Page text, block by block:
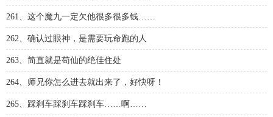
261、这个魔九一定欠他很多很多钱……
262、确认过眼神，是需要玩命跑的人
263、简直就是苟仙的绝佳住处
264、师兄你怎么进去就出来了，好快呀！
265、踩刹车踩刹车踩刹车……啊……